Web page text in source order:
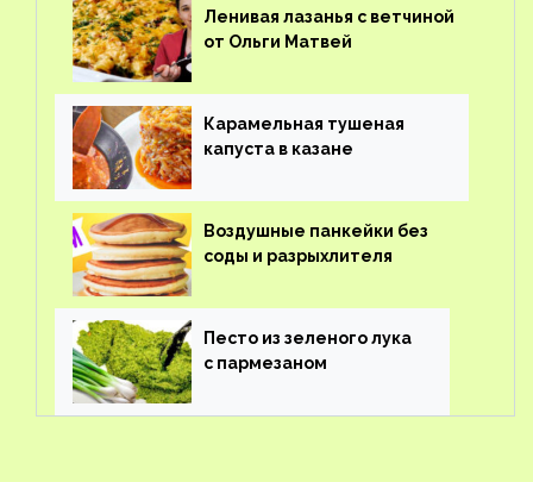
Ленивая лазанья с ветчиной
от Ольги Матвей
Карамельная тушеная
капуста в казане
Воздушные панкейки без
соды и разрыхлителя
Песто из зеленого лука
с пармезаном